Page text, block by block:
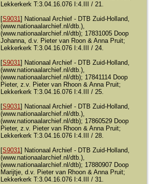
Lekkerkerk T:3.04.16.076 I:4.III / 21.
[S9031] Nationaal Archief - DTB Zuid-Holland,
(www.nationaalarchief.nl/dtb.),
(www.nationaalarchief.nl/dtb); 17831005 Doop
Johanna, d.v. Pieter van Roon & Anna Pruit;
Lekkerkerk T:3.04.16.076 I:4.III / 24.
[S9031] Nationaal Archief - DTB Zuid-Holland,
(www.nationaalarchief.nl/dtb.),
(www.nationaalarchief.nl/dtb); 17841114 Doop
Pieter, z.v. Pieter van Rhoon & Anna Pruit;
Lekkerkerk T:3.04.16.076 I:4.III / 25.
[S9031] Nationaal Archief - DTB Zuid-Holland,
(www.nationaalarchief.nl/dtb.),
(www.nationaalarchief.nl/dtb); 17860529 Doop
Pieter, z.v. Pieter van Rhoon & Anna Pruit;
Lekkerkerk T:3.04.16.076 I:4.III / 28.
[S9031] Nationaal Archief - DTB Zuid-Holland,
(www.nationaalarchief.nl/dtb.),
(www.nationaalarchief.nl/dtb); 17880907 Doop
Marijtje, d.v. Pieter van Rhoon & Anna Pruit;
Lekkerkerk T:3.04.16.076 I:4.III / 31.